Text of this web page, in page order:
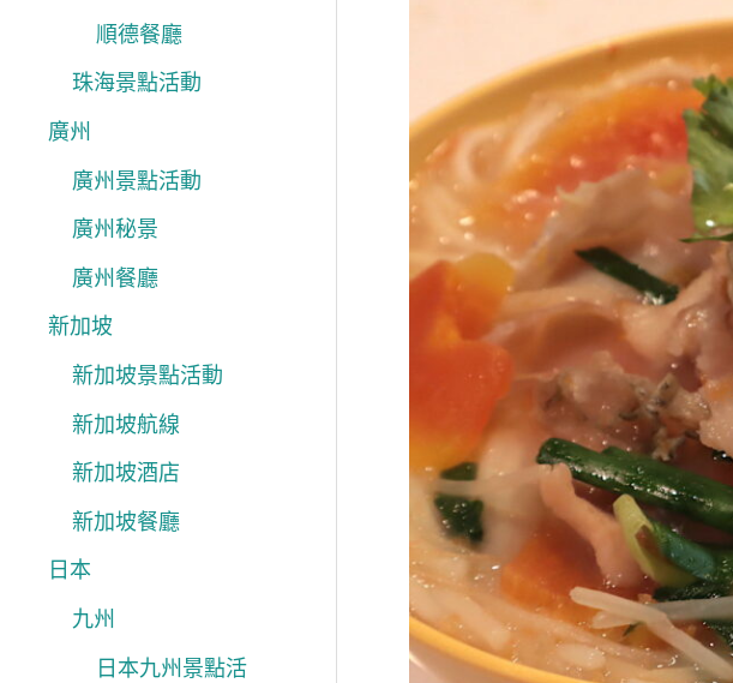
順德餐廳
珠海景點活動
廣州
廣州景點活動
廣州秘景
廣州餐廳
新加坡
新加坡景點活動
新加坡航線
新加坡酒店
新加坡餐廳
日本
九州
日本九州景點活